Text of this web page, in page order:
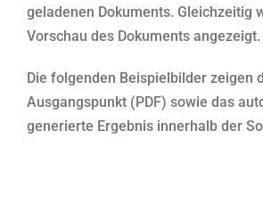
geladenen Dokuments. Gleichzeitig
Vorschau des Dokuments angezeigt.
Die folgenden Beispielbilder zeigen
Ausgangspunkt (PDF) sowie das
generierte Ergebnis innerhalb der